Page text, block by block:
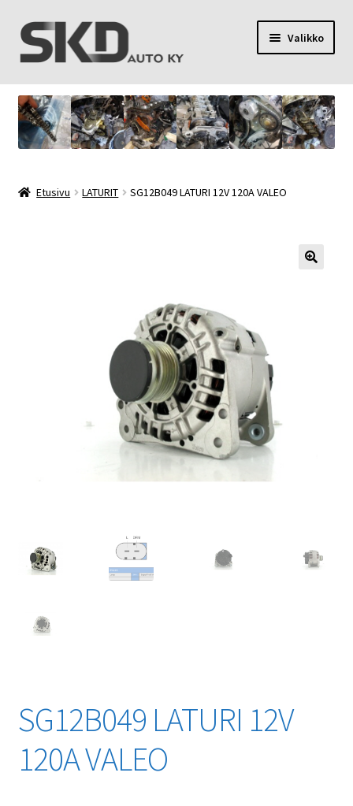
Siirry
navigointiin
Siirry
sisältöön
Valikko
SKD Auto Ky
Toimitusehdot
Etusivu LATURIT SG12B049 LATURI 12V 120A VALEO
SG12B049 LATURI 12V
120A VALEO